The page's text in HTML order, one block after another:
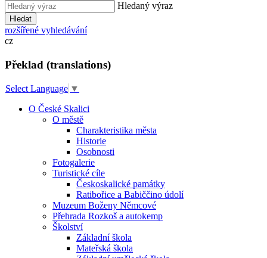
Hledaný výraz
Hledat
rozšířené vyhledávání
cz
Překlad (translations)
Select Language ▼
O České Skalici
O městě
Charakteristika města
Historie
Osobnosti
Fotogalerie
Turistické cíle
Českoskalické památky
Ratibořice a Babiččino údolí
Muzeum Boženy Němcové
Přehrada Rozkoš a autokemp
Školství
Základní škola
Mateřská škola